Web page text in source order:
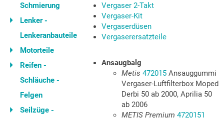
Schmierung
Lenker -
Lenkeranbauteile
Motorteile
Reifen -
Schläuche -
Felgen
Seilzüge -
Vergaser 2-Takt
Vergaser-Kit
Vergaserdüsen
Vergaserersatzteile
Ansaugbalg
Metis 472015Ansauggummi
Vergaser-Luftfilterbox Moped
Derbi 50 ab 2000, Aprilia 50
ab 2006
METIS Premium 4720151